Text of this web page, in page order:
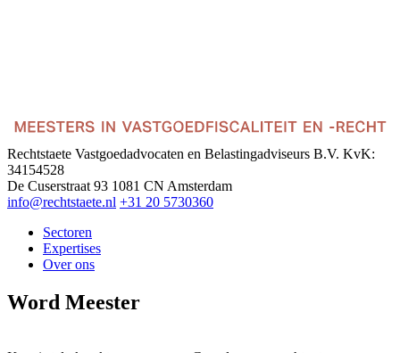
Rechtstaete Vastgoedadvocaten en Belastingadviseurs B.V. KvK:
34154528
De Cuserstraat 93 1081 CN Amsterdam
info@rechtstaete.nl +31 20 5730360
Sectoren
Expertises
Over ons
Word Meester